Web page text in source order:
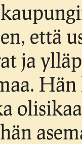
että
ja